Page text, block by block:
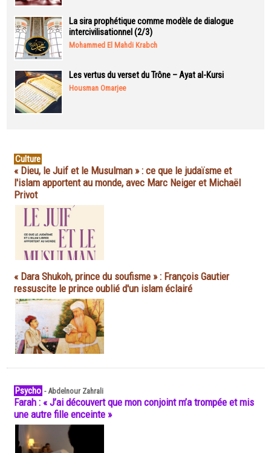
La sira prophétique comme modèle de dialogue
intercivilisationnel (2/3)
Mohammed El Mahdi Krabch
Les vertus du verset du Trône – Ayat al-Kursi
Housman Omarjee
Culture
« Dieu, le Juif et le Musulman » : ce que le judaïsme et
l'islam apportent au monde, avec Marc Neiger et Michaël
Privot
« Dara Shukoh, prince du soufisme » : François Gautier
ressuscite le prince oublié d'un islam éclairé
Psycho -Abdelnour Zahrali
Farah : « J’ai découvert que mon conjoint m’a trompée et mis
une autre fille enceinte »